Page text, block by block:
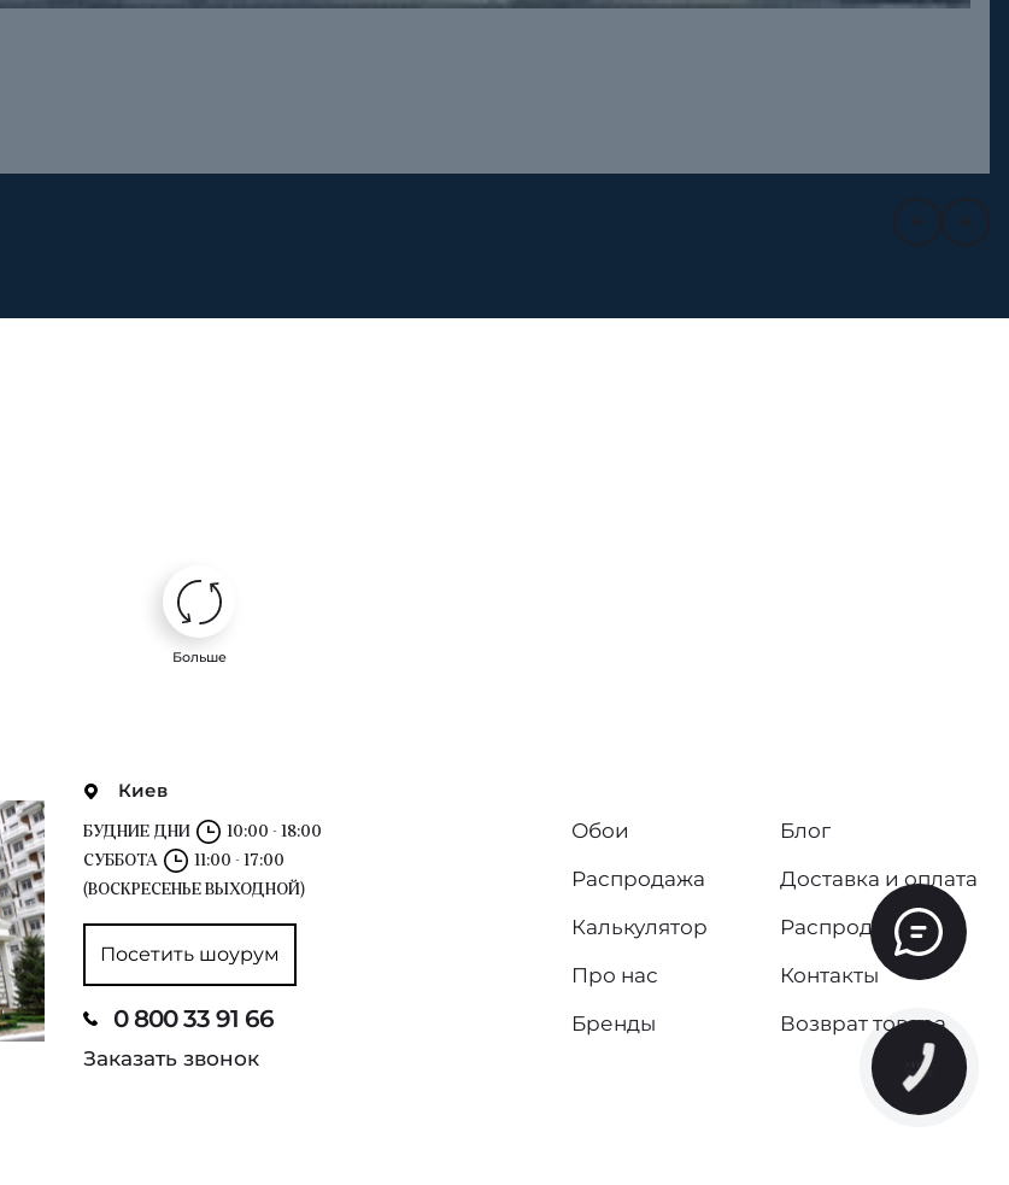
Больше
Киев
БУДНИЕ ДНИ
10:00 - 18:00
СУББОТА
11:00 - 17:00
(ВОСКРЕСЕНЬЕ ВЫХОДНОЙ)
Посетить шоурум
0 800 33 91 66
Заказать звонок
Обои
Распродажа
Калькулятор
Про нас
Бренды
Блог
Доставка и оплата
Распродажа
Контакты
Возврат товара